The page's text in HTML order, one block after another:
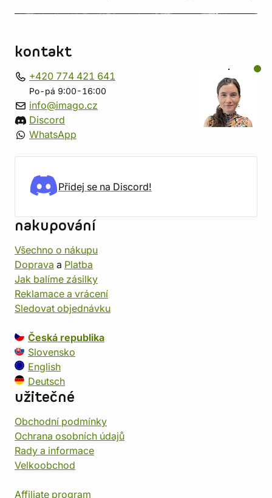
kontakt
+420 774 421 641
Po-pá 9:00-16:00
info@imago.cz
Discord
WhatsApp
Přidej se na Discord!
nakupování
Všechno o nákupu
Doprava a Platba
Jak balíme zásilky
Reklamace a vrácení
Sledovat objednávku
Česká republika
Slovensko
English
Deutsch
užitečné
Obchodní podmínky
Ochrana osobních údajů
Rady a informace
Velkoobchod
Affiliate program